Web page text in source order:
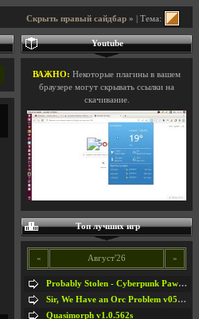
Скрыть правый сайдбар » | Тема:
Youtube
ВАЖНО: Некоторые плагины в вашем
браузере могут скрывать ссылки на
скачивание.
Топ лучших игр
« Август'26 »
Probably Stolen - Cyberpunk Pawnshop Simulator v048c [Playtest]
Sir, We Have an Orc Problem v05.08.2026
Quasimorph v1.0.562s